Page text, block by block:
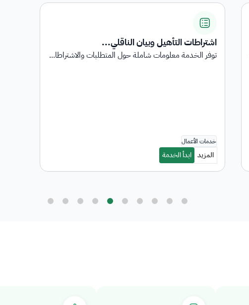
اشتراطات التأهيل وبيان الناقلي...
توفر الخدمة معلومات شاملة حول المتطلبات والاشتراطا...